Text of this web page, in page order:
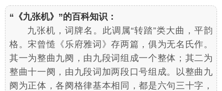
“《九张机》”的百科知识：
九张机，词牌名。此调属“转踏”类大曲，平韵
格。宋曾慥《乐府雅词》存两篇，俱为无名氏作。
其一为整曲九阕，由九段词组成一个整体；其二为
整曲十一阕，由九段词加两段口号组成。以整曲九
阕为正体，各阕格律基本相同，都是六句三十字，